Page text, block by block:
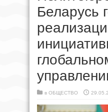
Беларусь
в ОБЩЕСТВО